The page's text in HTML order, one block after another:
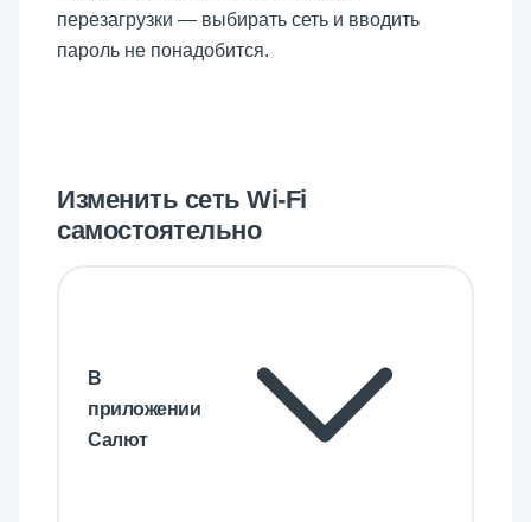
перезагрузки — выбирать сеть и вводить
пароль не понадобится.
Изменить сеть Wi-Fi
самостоятельно
В
приложении
Салют